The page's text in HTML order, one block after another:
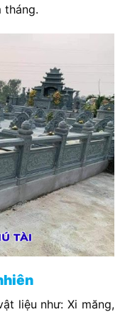
tháng.
liệu như: Xi măng,